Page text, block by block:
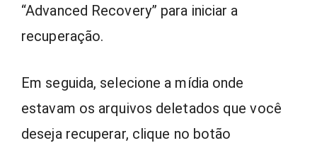
“Advanced Recovery” para iniciar a
recuperação.
Em seguida, selecione a mídia onde
estavam os arquivos deletados que você
deseja recuperar, clique no botão